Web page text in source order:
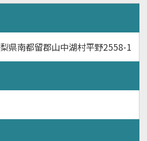
県南都留郡山中湖村平野2558-1